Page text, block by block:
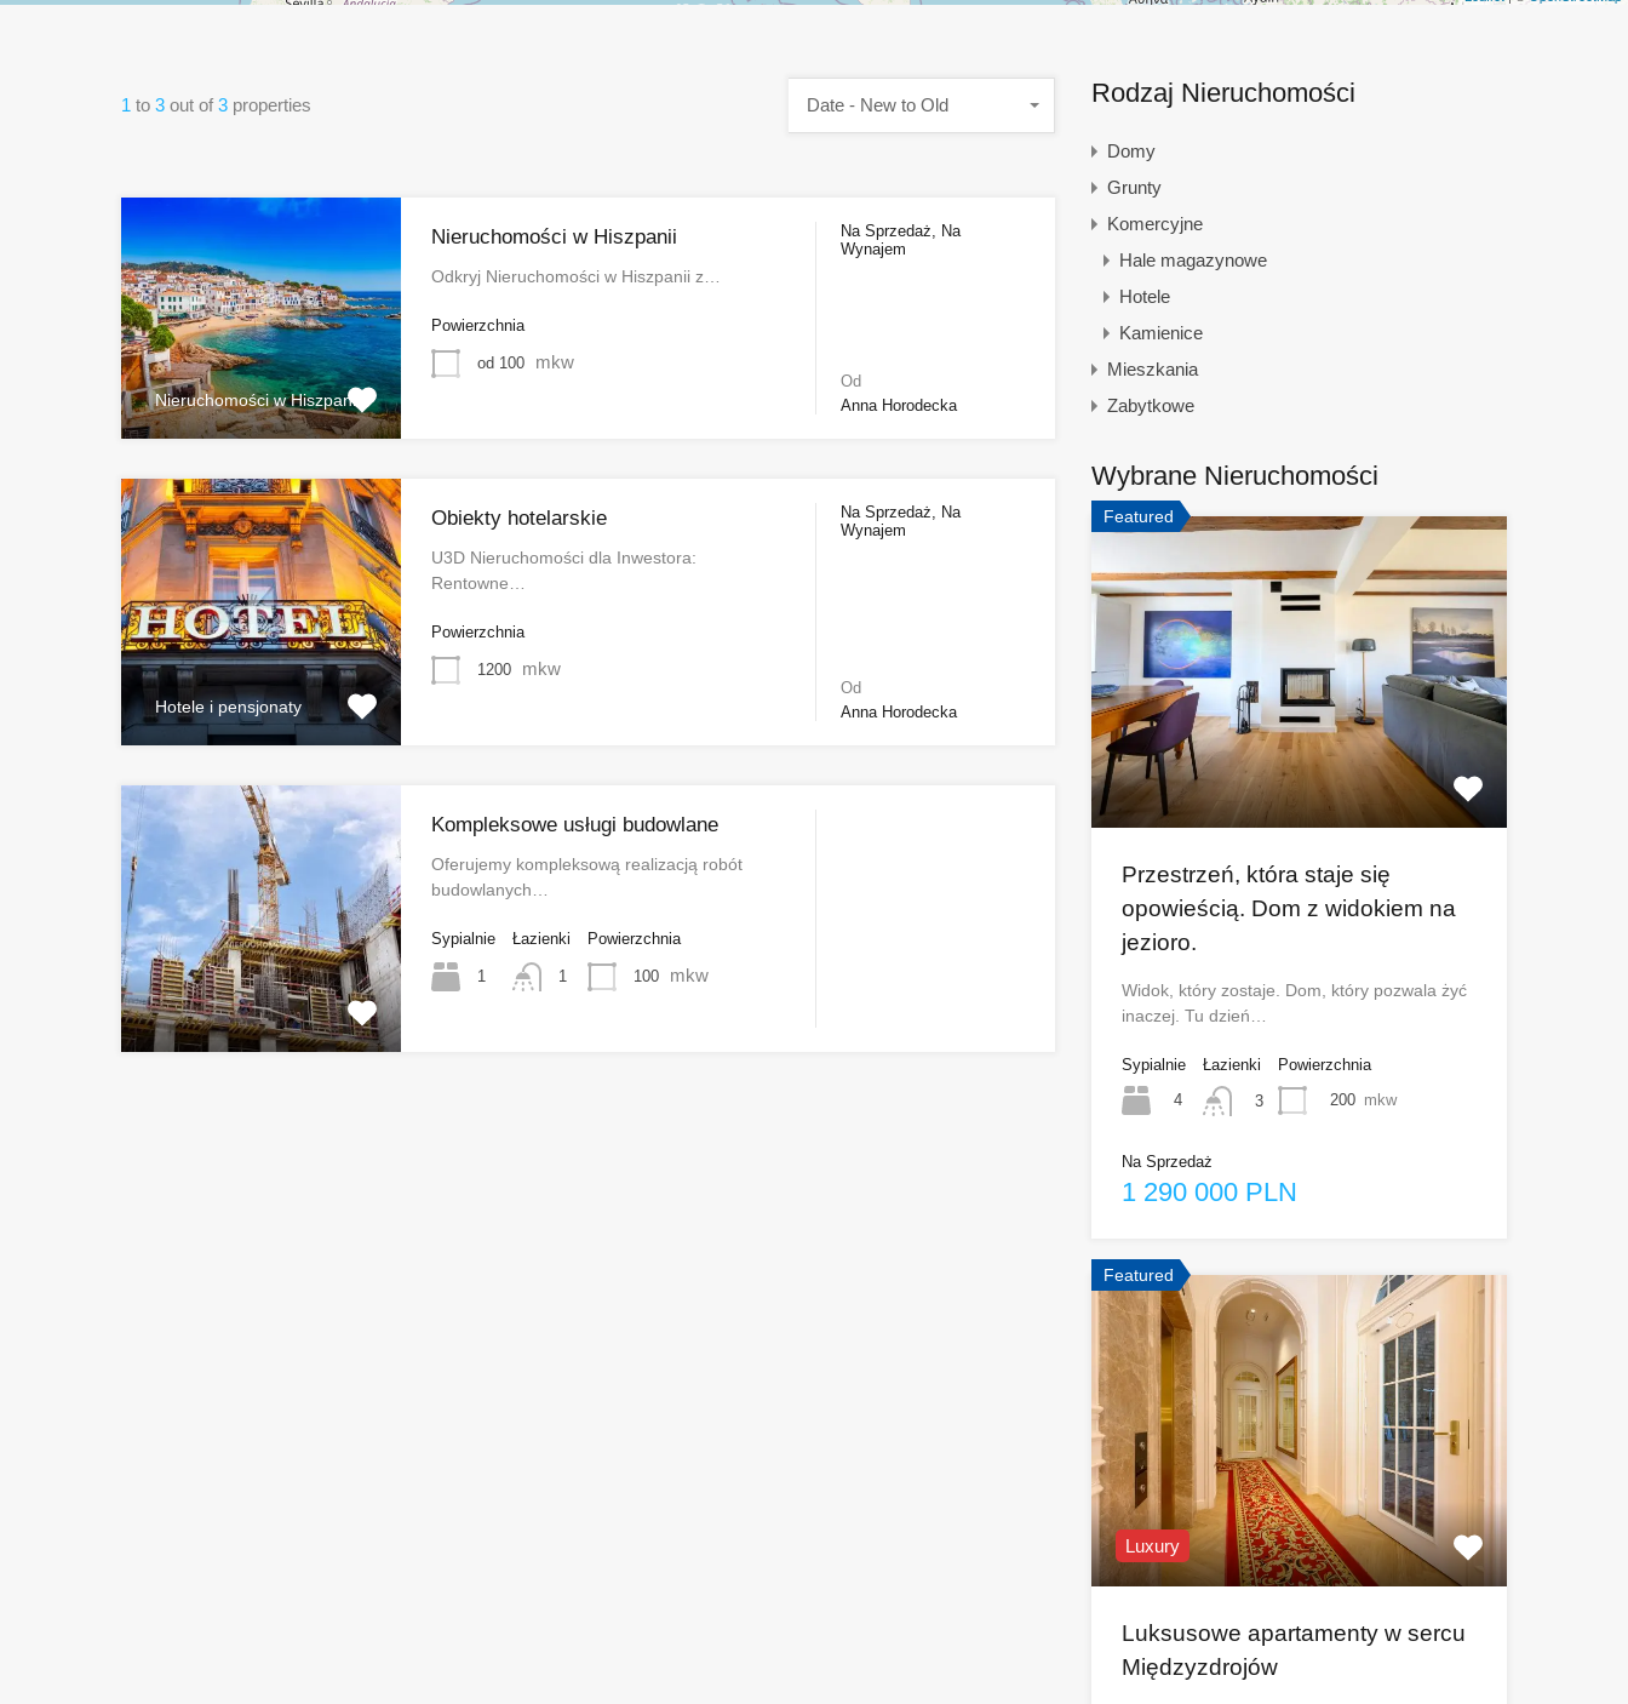
1 to 3 out of 3 properties Date - New to Old
Nieruchomości w Hiszpanii
Nieruchomości w Hiszpanii
Odkryj Nieruchomości w Hiszpanii z…
Powierzchnia
od 100 mkw
Na Sprzedaż, Na
Wynajem
Od
Anna Horodecka
Hotele i pensjonaty
Obiekty hotelarskie
U3D Nieruchomości dla Inwestora:
Rentowne…
Powierzchnia
1200 mkw
Na Sprzedaż, Na
Wynajem
Od
Anna Horodecka
Kompleksowe usługi budowlane
Oferujemy kompleksową realizacją robót
budowlanych…
Sypialnie
1
Łazienki
1
Powierzchnia
100 mkw
Rodzaj Nieruchomości
Domy
Grunty
Komercyjne
Hale magazynowe
Hotele
Kamienice
Mieszkania
Zabytkowe
Wybrane Nieruchomości
Featured
Przestrzeń, która staje się
opowieścią. Dom z widokiem na
jezioro.
Widok, który zostaje. Dom, który pozwala żyć
inaczej. Tu dzień…
Sypialnie
4
Łazienki
3
Powierzchnia
200 mkw
Na Sprzedaż
1 290 000 PLN
Featured
Luxury
Luksusowe apartamenty w sercu
Międzyzdrojów